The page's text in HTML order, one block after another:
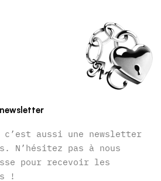
aussi une newsletter
N’hésitez pas à nous
pour recevoir les
!